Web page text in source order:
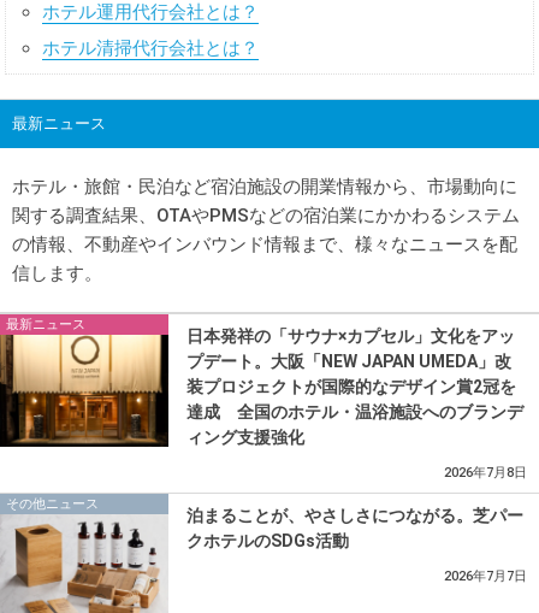
ホテル運用代行会社とは？
ホテル清掃代行会社とは？
最新ニュース
ホテル・旅館・民泊など宿泊施設の開業情報から、市場動向に
関する調査結果、OTAやPMSなどの宿泊業にかかわるシステム
の情報、不動産やインバウンド情報まで、様々なニュースを配
信します。
最新ニュース
日本発祥の「サウナ×カプセル」文化をアッ
プデート。大阪「NEW JAPAN UMEDA」改
装プロジェクトが国際的なデザイン賞2冠を
達成 全国のホテル・温浴施設へのブランデ
ィング支援強化
2026年7月8日
その他ニュース
泊まることが、やさしさにつながる。芝パー
クホテルのSDGs活動
2026年7月7日